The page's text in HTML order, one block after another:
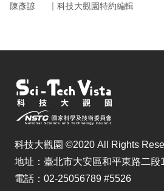
陳彥諺 ｜ 科技大觀園特約編輯
科技大觀園 ©2020 All Rights
地址：臺北市大安區和平東路二段
電話：02-25056789 #5526